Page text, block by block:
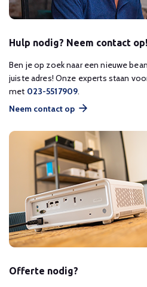
Hulp nodig? Neem contact op!
Ben je op zoek naar een nieuwe
juiste adres! Onze experts staan
met 023-5517909.
Neem contact op
Offerte nodig?